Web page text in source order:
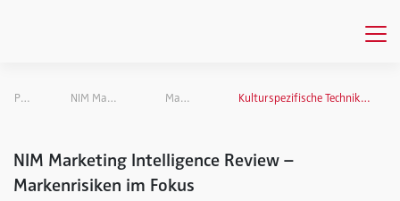
Publikationen NIM Marketing Intelligence Review Markenrisiken im Fokus Kulturspezifische Techniken zur Vermeidung von Markenverwässerung
NIM Marketing Intelligence Review –
Markenrisiken im Fokus